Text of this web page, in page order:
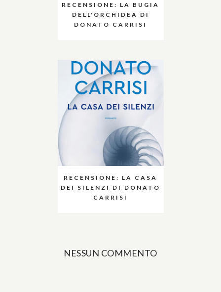
RECENSIONE: LA BUGIA
DELL'ORCHIDEA DI
DONATO CARRISI
RECENSIONE: LA CASA
DEI SILENZI DI DONATO
CARRISI
NESSUN COMMENTO